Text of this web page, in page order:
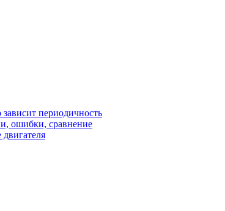
периодичность
ошибки, сравнение